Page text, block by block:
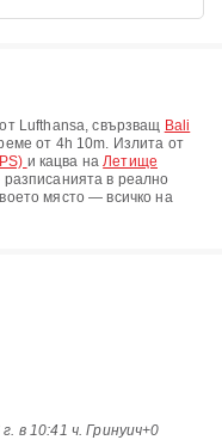
Lufthansa, свързващ Bali
от 4h 10m. Излита от
и кацва наЛетище
разписанията в реално
място — всичко на
в 10:41 ч. Гринуич+0